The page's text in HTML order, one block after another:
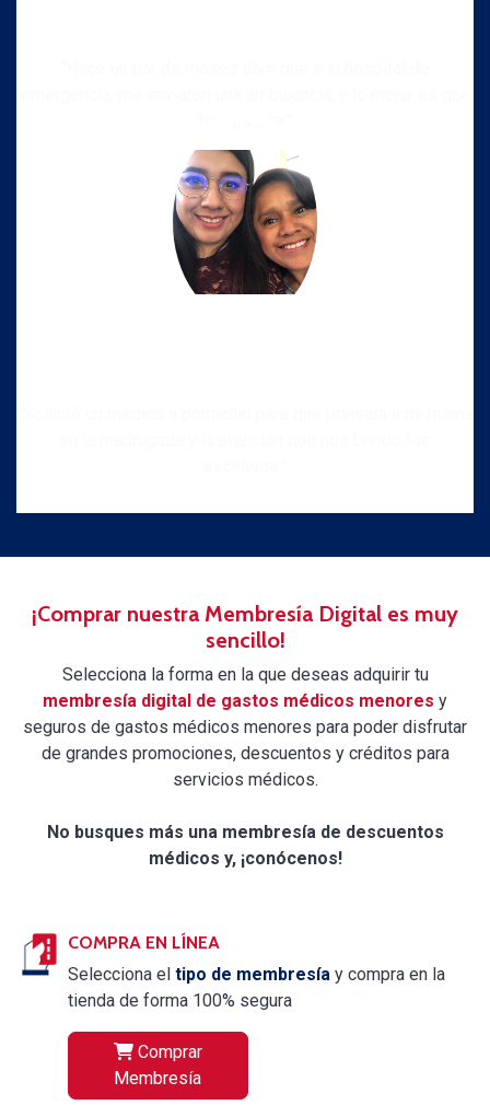
¡Comprar nuestra Membresía Digital es muy
sencillo!
Selecciona la forma en la que deseas adquirir tu
membresía digital de gastos médicos menores y
seguros de gastos médicos menores para poder disfrutar
de grandes promociones, descuentos y créditos para
servicios médicos.
No busques más una membresía de descuentos
médicos y, ¡conócenos!
COMPRA EN LÍNEA
Selecciona el tipo de membresía y compra en la
tienda de forma 100% segura
Comprar
Membresía